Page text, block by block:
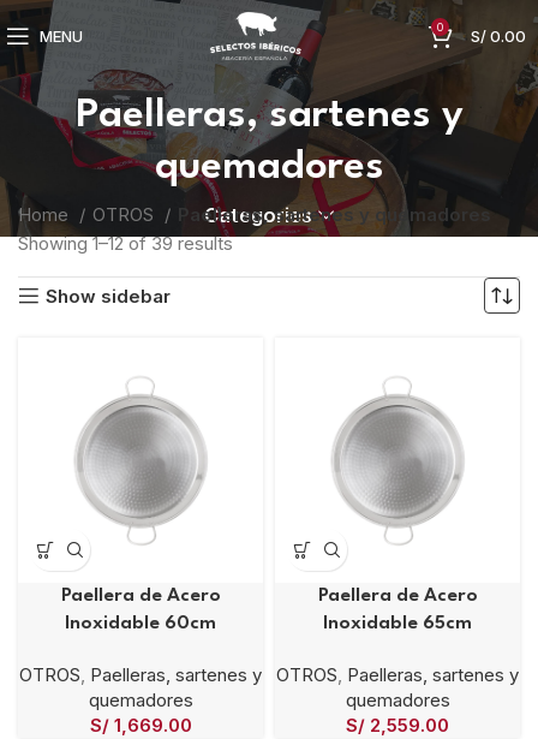
MENU 0 S/0.00
Paelleras, sartenes y
quemadores
Categories
Home OTROS
Paelleras, sartenes y quemadores
Showing 1–12 of 39 results
Show sidebar
Paellera de Acero
Inoxidable 60cm
OTROS, Paelleras, sartenes y
quemadores
S/1,669.00
Paellera de Acero
Inoxidable 65cm
OTROS, Paelleras, sartenes y
quemadores
S/ 2,559.00